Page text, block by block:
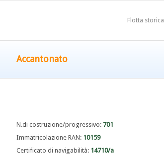
Flotta storica
Accantonato
N.di costruzione/progressivo: 701
Immatricolazione RAN: 10159
Certificato di navigabilità: 14710/a